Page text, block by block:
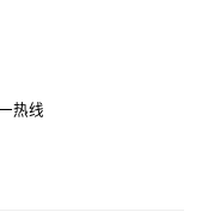
热线